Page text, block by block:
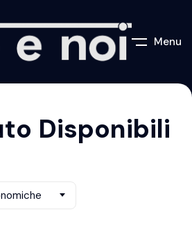
Menu
Disponibili